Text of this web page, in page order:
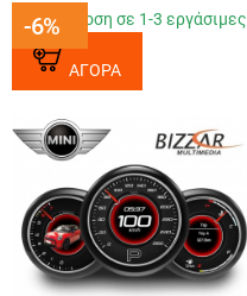
-6%
-6%
Παράδοση σε 1-3 εργάσιμες
ΑΓΟΡΑ